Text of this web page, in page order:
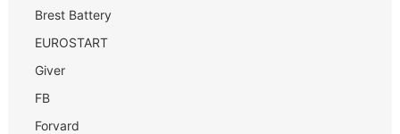
Brest Battery
EUROSTART
Giver
FB
Forvard